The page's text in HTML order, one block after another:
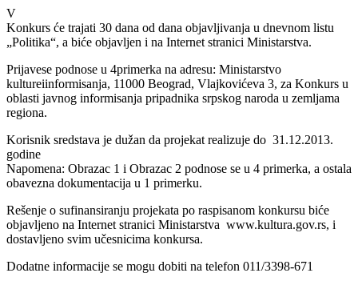
V
Konkurs će trajati 30 dana od dana objavljivanja u dnevnom listu
„Politika“, a biće objavljen i na Internet stranici Ministarstva.
Prijavese podnose u 4primerka na adresu: Ministarstvo
kultureiinformisanja, 11000 Beograd, Vlajkovićeva 3, za Konkurs u
oblasti javnog informisanja pripadnika srpskog naroda u zemljama
regiona.
Korisnik sredstava je dužan da projekat realizuje do 31.12.2013.
godine
Napomena: Obrazac 1 i Obrazac 2 podnose se u 4 primerka, a ostala
obavezna dokumentacija u 1 primerku.
Rešenje o sufinansiranju projekata po raspisanom konkursu biće
objavljeno na Internet stranici Ministarstva www.kultura.gov.rs, i
dostavljeno svim učesnicima konkursa.
Dodatne informacije se mogu dobiti na telefon 011/3398-671